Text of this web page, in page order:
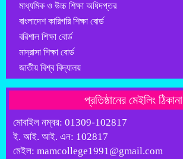
মাধ্যমিক ও উচ্চ শিক্ষা অধিদপ্তর
বাংলাদেশ কারিগরি শিক্ষা বোর্ড
বরিশাল শিক্ষা বোর্ড
মাদ্রাসা শিক্ষা বোর্ড
জাতীয় বিশ্ব বিদ্যালয়
প্রতিষ্ঠানের মেইলিং ঠিকানা
মোবাইল নম্বর: 01309-102817
ই. আই. আই. এন: 102817
মেইল: mamcollege1991@gmail.com